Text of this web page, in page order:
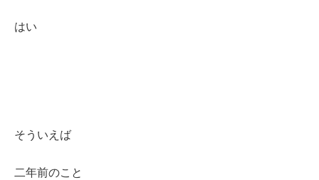
はい
そういえば
二年前のこと